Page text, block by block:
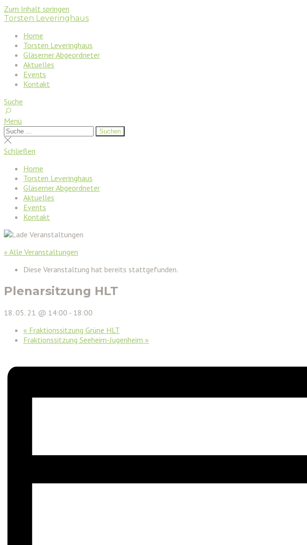
Zum Inhalt springen
Torsten Leveringhaus
Home
Torsten Leveringhaus
Gläserner Abgeordneter
Aktuelles
Events
Kontakt
Suche
Menü
Suchen
nach:
Suchen
Suche
schließen
Schließen
Home
Torsten Leveringhaus
Gläserner Abgeordneter
Aktuelles
Events
Kontakt
« Alle Veranstaltungen
Diese Veranstaltung hat bereits stattgefunden.
Plenarsitzung HLT
18. 05. 21 @ 14:00 - 18:00
« Fraktionssitzung Grüne HLT
Fraktionssitzung Seeheim-Jugenheim »